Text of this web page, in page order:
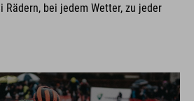
bei jedem Wetter, zu jeder